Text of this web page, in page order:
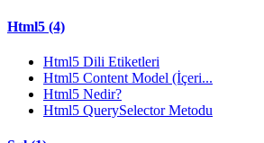
Html5 (4)
Html5 Dili Etiketleri
Html5 Content Model (İçeri...
Html5 Nedir?
Html5 QuerySelector Metodu